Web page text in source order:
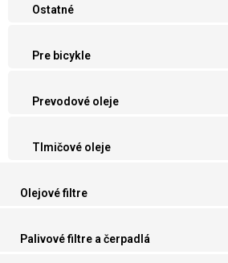
Ostatné
Pre bicykle
Prevodové oleje
Tlmičové oleje
Olejové filtre
Palivové filtre a čerpadlá